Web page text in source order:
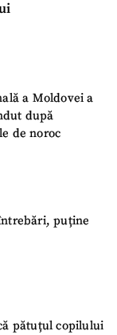
a Moldovei a
după
de noroc
puține
pătuțul copilului